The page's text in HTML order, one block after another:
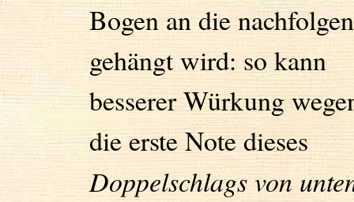
Bogen an die
gehängt wird: so kann
besserer Würkung
die erste Note dieses
Doppelschlags von